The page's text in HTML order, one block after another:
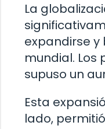
La
expandirse y
mundial.
supuso un
Esta
lado,